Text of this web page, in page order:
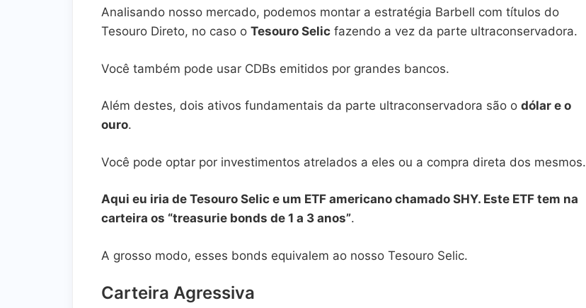
Analisando nosso mercado, podemos montar a estratégia Barbell com títulos do
Tesouro Direto, no caso o Tesouro Selic fazendo a vez da parte ultraconservadora.
Você também pode usar CDBs emitidos por grandes bancos.
Além destes, dois ativos fundamentais da parte ultraconservadora são o dólar e o
ouro.
Você pode optar por investimentos atrelados a eles ou a compra direta dos mesmos.
Aqui eu iria de Tesouro Selic e um ETF americano chamado SHY. Este ETF tem na
carteira os “treasurie bonds de 1 a 3 anos”.
A grosso modo, esses bonds equivalem ao nosso Tesouro Selic.
Carteira Agressiva